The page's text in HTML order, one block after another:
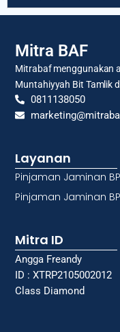
Mitra BAF
Mitrabaf menggunakan
Muntahiyyah Bit Tamlik
0811138050
Layanan
Pinjaman Jaminan
Pinjaman Jaminan
Mitra ID
Angga Freandy
ID : XTRP2105002012
Class Diamond